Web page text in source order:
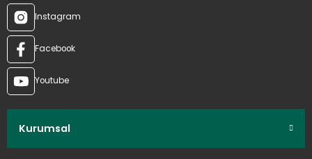
Instagram
Facebook
Youtube
Kurumsal